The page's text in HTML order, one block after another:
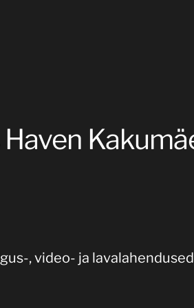
, video- ja